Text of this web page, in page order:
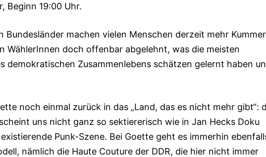
Beginn 19:00 Uhr.
Bundesländer machen vielen Menschen derzeit mehr Kummer
WählerInnen doch offenbar abgelehnt, was die meisten
demokratischen Zusammenlebens schätzen gelernt haben
noch einmal zurück in das „Land, das es nicht mehr gibt“:
uns nicht ganz so sektiererisch wie in Jan Hecks Doku
Punk-Szene. Bei Goette geht es immerhin
nämlich die Haute Couture der DDR, die hier nicht immer